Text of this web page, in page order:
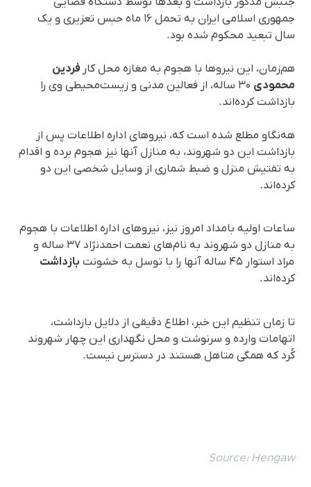
جمهوری اسلامی ایران به تحمل ۱۶ ماه حبس تعزیری و یک
سال تبعید محکوم شده بود.
هم‌زمان، این نیروها با هجوم به مغازه محل کار فردین
محمودی
۳۰ ساله، از فعالین مدنی و زیست‌محیطی وی را
بازداشت کرده‌اند.
هه‌نگاو مطلع شده است که، نیروهای اداره اطلاعات پس از
بازداشت این دو شهروند، به منازل آنها نیز هجوم برده و اقدام
به تفتیش منزل و ضبط شماری از وسایل شخصی این دو
کرده‌اند.
ساعات اولیه بامداد امروز نیز، نیروهای اداره اطلاعات با هجوم
به منازل دو شهروند به نام‌های نعمت احمدنژاد ۳۷ ساله و
مراد استوار ۴۵ ساله آنها را با توسل به خشونت
بازداشت
کرده‌اند.
تا زمان تنظیم این خبر، اطلاع دقیقی از دلایل بازداشت،
اتهامات وارده و سرنوشت و محل نگهداری این چهار شهروند
کُرد که همگی متاهل هستند در دسترس نیست.
Source: Hengaw